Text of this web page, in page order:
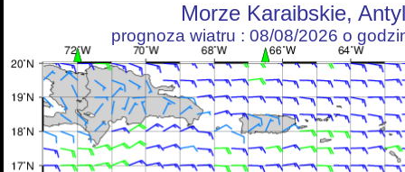
Morze Karaibskie,
prognoza wiatru : 08/08/2026 o